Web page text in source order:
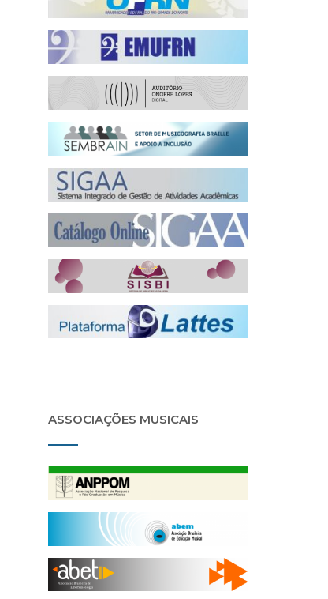
ASSOCIAÇÕES MUSICAIS